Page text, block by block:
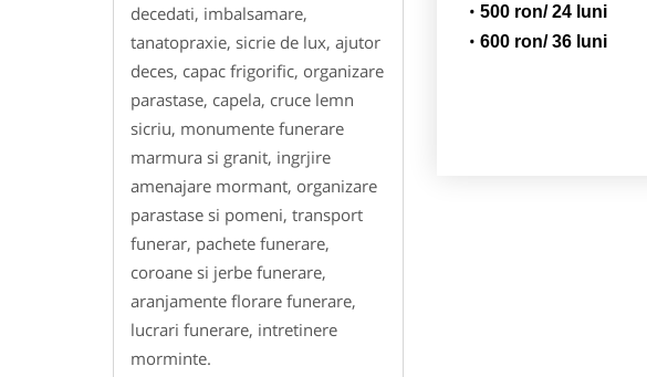
decedati, imbalsamare,
tanatopraxie, sicrie de lux, ajutor
deces, capac frigorific, organizare
parastase, capela, cruce lemn
sicriu, monumente funerare
marmura si granit, ingrjire
amenajare mormant, organizare
parastase si pomeni, transport
funerar, pachete funerare,
coroane si jerbe funerare,
aranjamente florare funerare,
lucrari funerare, intretinere
morminte.
500 ron/ 24 luni
600 ron/ 36 luni